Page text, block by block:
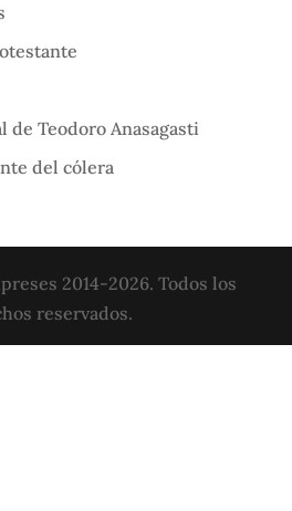
de Teodoro Anasagasti
del cólera
2014-2026. Todos los
reservados.